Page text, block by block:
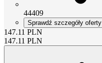
44409
Sprawdź szczegóły oferty
147.11 PLN
147.11 PLN